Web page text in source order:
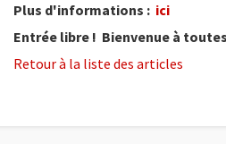
Plus d'informations : ici
Entrée libre ! Bienvenue à
Retour à la liste des articles